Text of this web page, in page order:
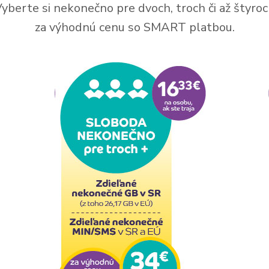
si nekonečno pre dvoch, troch či až
za výhodnú cenu so SMART platbou.